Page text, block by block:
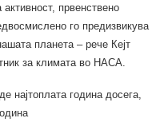
првенствено
го предизвикува
планета – рече Кејт
за климата во НАСА.
најтоплата година досега,